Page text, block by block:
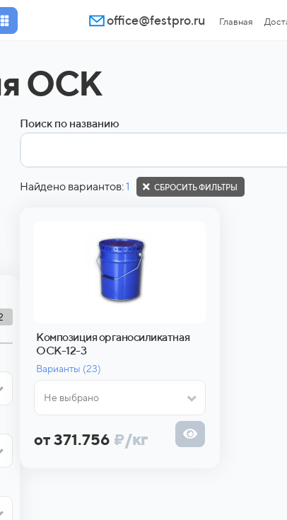
office@festpro.ru Главная
ОСК
Поиск по названию
Найдено вариантов:1 СБРОСИТЬ ФИЛЬТРЫ
Композиция органосиликатная
ОСК-12-3
Варианты (23)
Не выбрано
от 371.756 ₽/кг